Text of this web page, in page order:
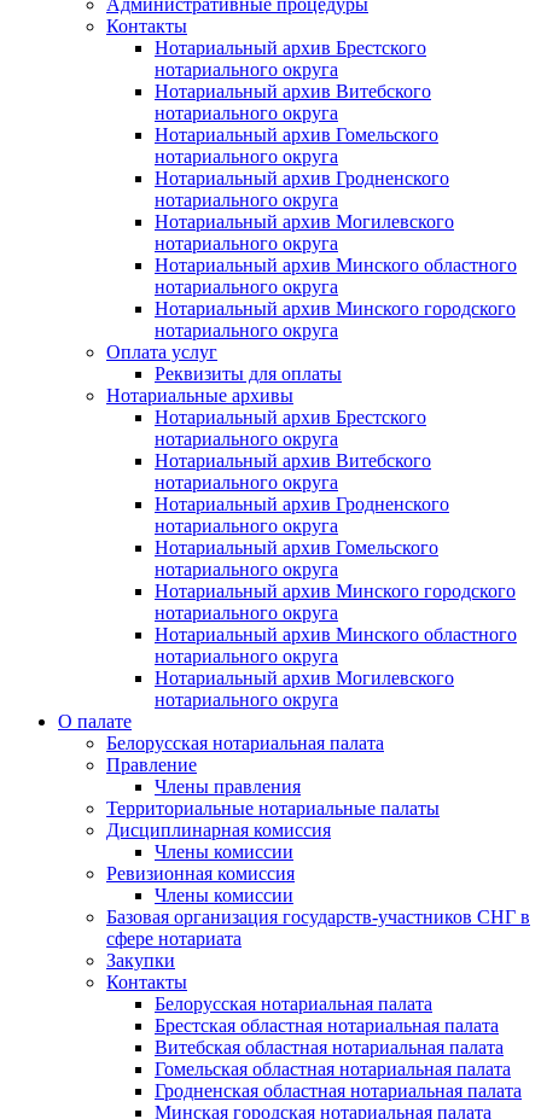
Административные процедуры
Контакты
Нотариальный архив Брестского
нотариального округа
Нотариальный архив Витебского
нотариального округа
Нотариальный архив Гомельского
нотариального округа
Нотариальный архив Гродненского
нотариального округа
Нотариальный архив Могилевского
нотариального округа
Нотариальный архив Минского областного
нотариального округа
Нотариальный архив Минского городского
нотариального округа
Оплата услуг
Реквизиты для оплаты
Нотариальные архивы
Нотариальный архив Брестского
нотариального округа
Нотариальный архив Витебского
нотариального округа
Нотариальный архив Гродненского
нотариального округа
Нотариальный архив Гомельского
нотариального округа
Нотариальный архив Минского городского
нотариального округа
Нотариальный архив Минского областного
нотариального округа
Нотариальный архив Могилевского
нотариального округа
О палате
Белорусская нотариальная палата
Правление
Члены правления
Территориальные нотариальные палаты
Дисциплинарная комиссия
Члены комиссии
Ревизионная комиссия
Члены комиссии
Базовая организация государств-участников СНГ в
сфере нотариата
Закупки
Контакты
Белорусская нотариальная палата
Брестская областная нотариальная палата
Витебская областная нотариальная палата
Гомельская областная нотариальная палата
Гродненская областная нотариальная палата
Минская городская нотариальная палата